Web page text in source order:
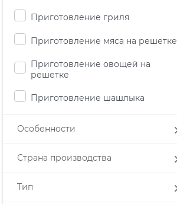
Приготовление гриля
Приготовление мяса на решетке
Приготовление овощей на
решетке
Приготовление шашлыка
Особенности
Страна производства
Тип